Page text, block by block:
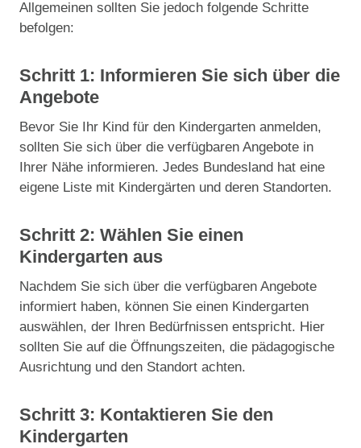
Allgemeinen sollten Sie jedoch folgende Schritte
befolgen:
Schritt 1: Informieren Sie sich über die
Angebote
Bevor Sie Ihr Kind für den Kindergarten anmelden,
sollten Sie sich über die verfügbaren Angebote in
Ihrer Nähe informieren. Jedes Bundesland hat eine
eigene Liste mit Kindergärten und deren Standorten.
Schritt 2: Wählen Sie einen
Kindergarten aus
Nachdem Sie sich über die verfügbaren Angebote
informiert haben, können Sie einen Kindergarten
auswählen, der Ihren Bedürfnissen entspricht. Hier
sollten Sie auf die Öffnungszeiten, die pädagogische
Ausrichtung und den Standort achten.
Schritt 3: Kontaktieren Sie den
Kindergarten